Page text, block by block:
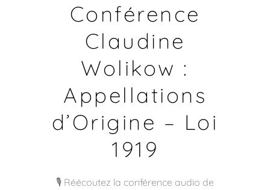
Conférence
Claudine
Wolikow :
Appellations
d’Origine – Loi
1919
🎙️ Réécoutez la conférence audio de